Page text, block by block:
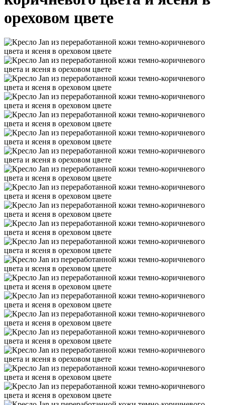
ореховом цвете